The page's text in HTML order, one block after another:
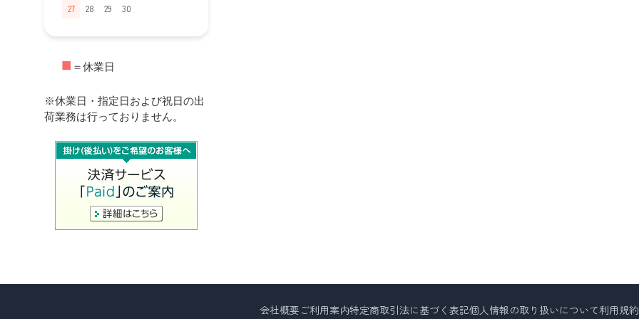
27
28 29 30
■ ＝休業日
※休業日・指定日および祝日の出
荷業務は行っておりません。
会社概要 ご利用案内特定商取引法に基づく表記個人情報の取り扱いについて利用規約